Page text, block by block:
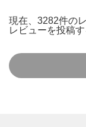
現在、3282件の
レビューを投稿